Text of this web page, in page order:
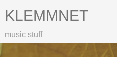
Inhalt
KLEMMNET
music stuff